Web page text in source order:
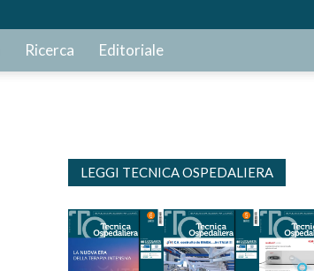
Ricerca Editoriale
LEGGI TECNICA OSPEDALIERA